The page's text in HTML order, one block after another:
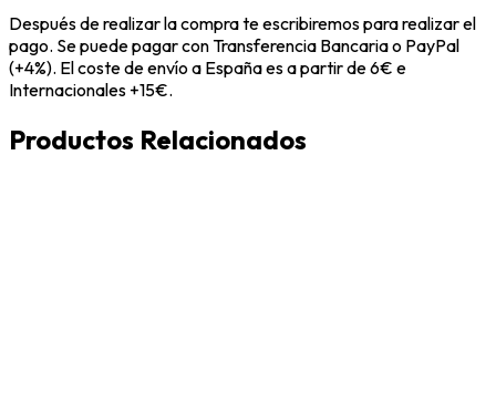
Después de realizar la compra te escribiremos para realizar el
pago. Se puede pagar con Transferencia Bancaria o PayPal
(+4%). El coste de envío a España es a partir de 6€ e
Internacionales +15€.
Productos Relacionados